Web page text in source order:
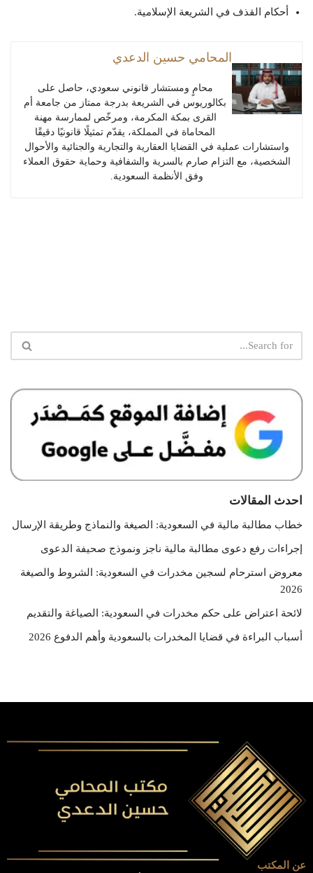
أحكام القذف في الشريعة الإسلامية.
المحامي حسين الدعدي
محامٍ ومستشار قانوني سعودي، حاصل على
بكالوريوس في الشريعة بدرجة ممتاز من جامعة أم
القرى بمكة المكرمة، ومرخّص لممارسة مهنة
المحاماة في المملكة، يقدّم تمثيلًا قانونيًا دقيقًا
واستشارات عملية في القضايا العقارية والتجارية والجنائية والأحوال
الشخصية، مع التزام صارم بالسرية والشفافية وحماية حقوق العملاء
وفق الأنظمة السعودية.
احدث المقالات
خطاب مطالبة مالية في السعودية: الصيغة والنماذج وطريقة الإرسال
إجراءات رفع دعوى مطالبة مالية ناجز ونموذج صحيفة الدعوى
معروض استرحام لسجين مخدرات في السعودية: الشروط والصيغة
2026
لائحة اعتراض على حكم مخدرات في السعودية: الصياغة والتقديم
أسباب البراءة في قضايا المخدرات بالسعودية وأهم الدفوع 2026
عن المكتب